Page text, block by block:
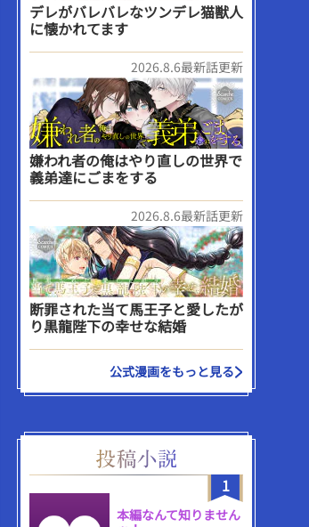
デレがバレバレなツンデレ猫獣人
に懐かれてます
2026.8.6最新話更新
嫌われ者の俺はやり直しの世界で
義弟達にごまをする
2026.8.6最新話更新
断罪された当て馬王子と愛したが
り黒龍陛下の幸せな結婚
公式漫画をもっと見る
1
本編なんて知りません